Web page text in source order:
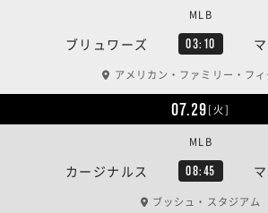
ブリュワーズ 03:10
MLB
アメリカン・ファミリー・フィ
07.29[火]
カージナルス 08:45
MLB
ブッシュ・スタジアム